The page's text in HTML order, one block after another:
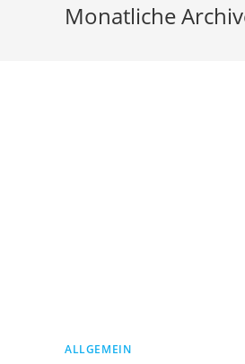
Monatliche
ALLGEMEIN